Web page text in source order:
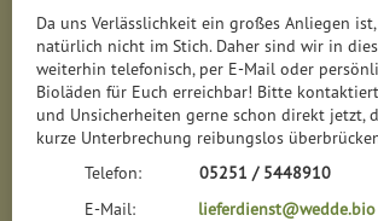
Da uns Verlässlichkeit ein großes Anliegen
natürlich nicht im Stich. Daher sind wir in
weiterhin telefonisch, per E-Mail oder
Bioläden für Euch erreichbar! Bitte
und Unsicherheiten gerne schon direkt jetzt,
kurze Unterbrechung reibungslos
Telefon: 05251 / 5448910
E-Mail: lieferdienst@wedde.bio